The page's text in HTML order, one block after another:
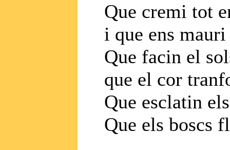
Que cremi tot
i que ens
Que facin el
que el cor
Que esclatin
Que els boscs